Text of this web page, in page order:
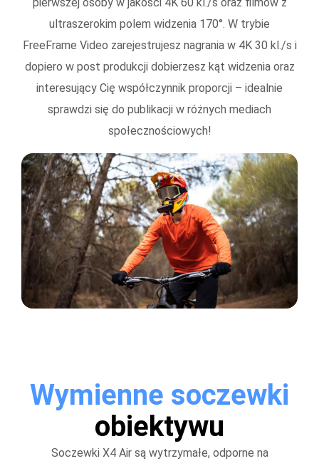
ultraszerokim polem widzenia 170°. W trybie
FreeFrame Video zarejestrujesz nagrania w 4K 30 kl./s i
dopiero w post produkcji dobierzesz kąt widzenia oraz
interesujący Cię współczynnik proporcji – idealnie
sprawdzi się do publikacji w różnych mediach
społecznościowych!
Wymienne soczewki
obiektywu
Soczewki X4 Air są wytrzymałe, odporne na